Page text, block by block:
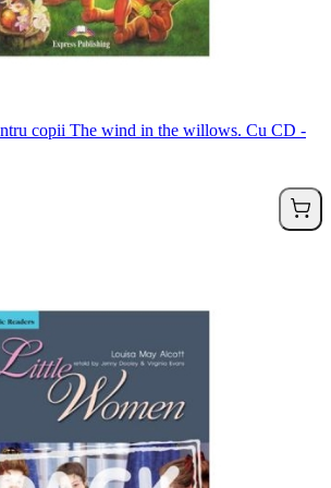
copii The wind in the willows. Cu CD -